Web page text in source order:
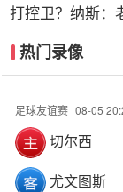
打控卫？纳斯：
热门录像
足球友谊赛 08-05
切尔西
尤文图斯